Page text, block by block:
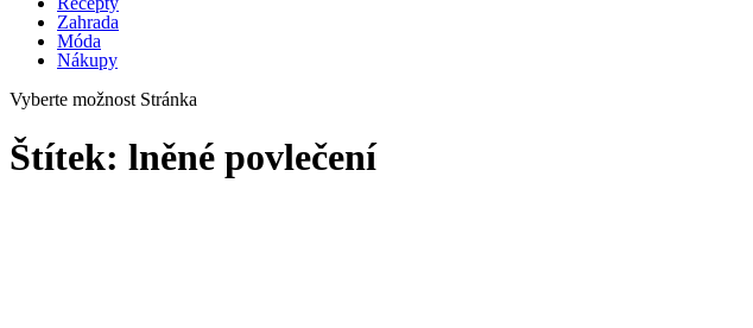
Zahrada
Móda
Nákupy
Vyberte možnost Stránka
Štítek: lněné povlečení